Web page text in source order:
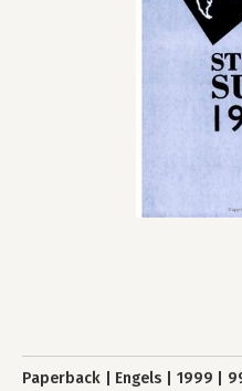
Paperback Engels 1999